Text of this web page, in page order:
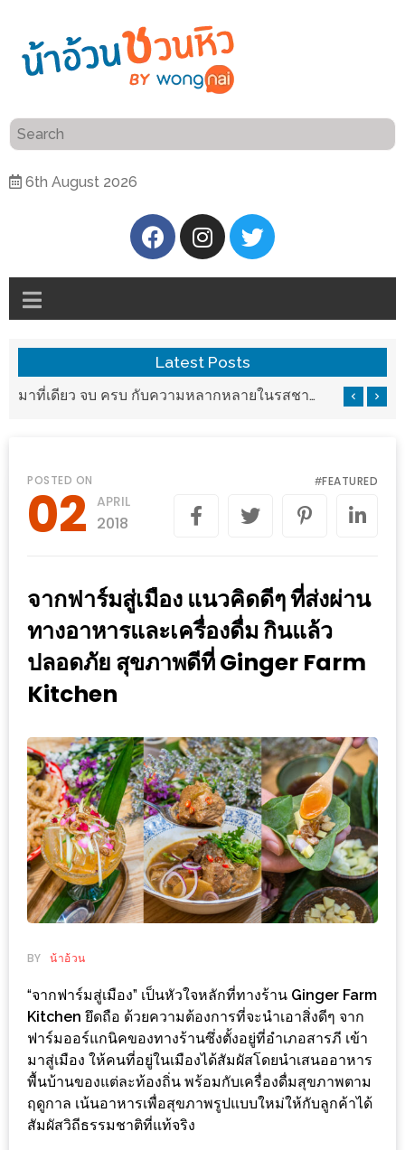
6th August 2026
แนะนำ
อ้วน
ความ
เป็น
ศิริ
ปัน
นาฯ
เชียงใหม่
เล่น
กัน
ฐานะ
…
งาน
ที่
ครบ
ครั้ง
ช้อป
ชิ
ลล์
ชิม
ที่
FESTIVAL
10
ร้าน
พ่อ
ค้า
Latest Posts
แวะมาชิลยามเย็น กับจุดเช็คอินชมวิวดอยสุเทพสุดฟิน เครื่องดื่มและอาหารครบครันที่ Pool House
POSTED ON
02 APRIL
2018
#FEATURED
จากฟาร์มสู่เมือง แนวคิดดีๆ ที่ส่งผ่าน
ทางอาหารและเครื่องดื่ม กินแล้ว
ปลอดภัย สุขภาพดีที่ Ginger Farm
Kitchen
BY น้าอ้วน
“จากฟาร์มสู่เมือง” เป็นหัวใจหลักที่ทางร้าน Ginger Farm
Kitchen ยึดถือ ด้วยความต้องการที่จะนำเอาสิ่งดีๆ จาก
ฟาร์มออร์แกนิคของทางร้านซึ่งตั้งอยู่ที่อำเภอสารภี เข้า
มาสู่เมือง ให้คนที่อยู่ในเมืองได้สัมผัสโดยนำเสนออาหาร
พื้นบ้านของแต่ละท้องถิ่น พร้อมกับเครื่องดื่มสุขภาพตาม
ฤดูกาล เน้นอาหารเพื่อสุขภาพรูปแบบใหม่ให้กับลูกค้าได้
สัมผัสวิถีธรรมชาติที่แท้จริง